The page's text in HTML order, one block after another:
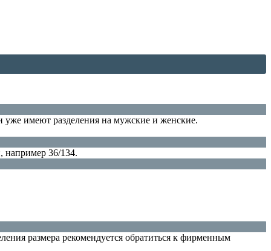
имеют разделения на мужские и женские.
например 36/134.
размера рекомендуется обратиться к фирменным